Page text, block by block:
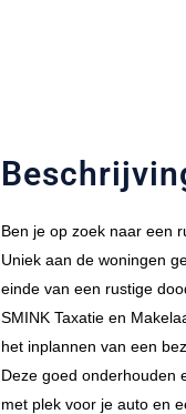
Ben je op zoek naar een
Uniek aan de woningen
einde van een rustige
SMINK Taxatie en
het inplannen van een
Deze goed onderhouden
met plek voor je auto en